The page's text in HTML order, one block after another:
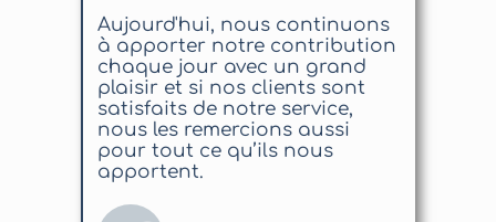
Aujourd'hui, nous continuons
à apporter notre contribution
chaque jour avec un grand
plaisir et si nos clients sont
satisfaits de notre service,
nous les remercions aussi
pour tout ce qu’ils nous
apportent.